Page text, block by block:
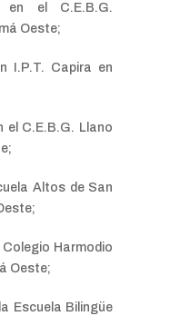
el C.E.B.G.
Oeste;
I.P.T. Capira en
C.E.B.G. Llano
Altos de San
Harmodio
Oeste;
Escuela Bilingüe